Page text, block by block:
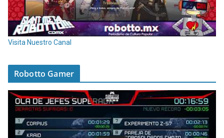
Visita Nuestro Canal
Robotto Gamer